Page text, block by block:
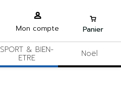
Mon compte Panier
SPORT & BIEN-
ETRE Noël